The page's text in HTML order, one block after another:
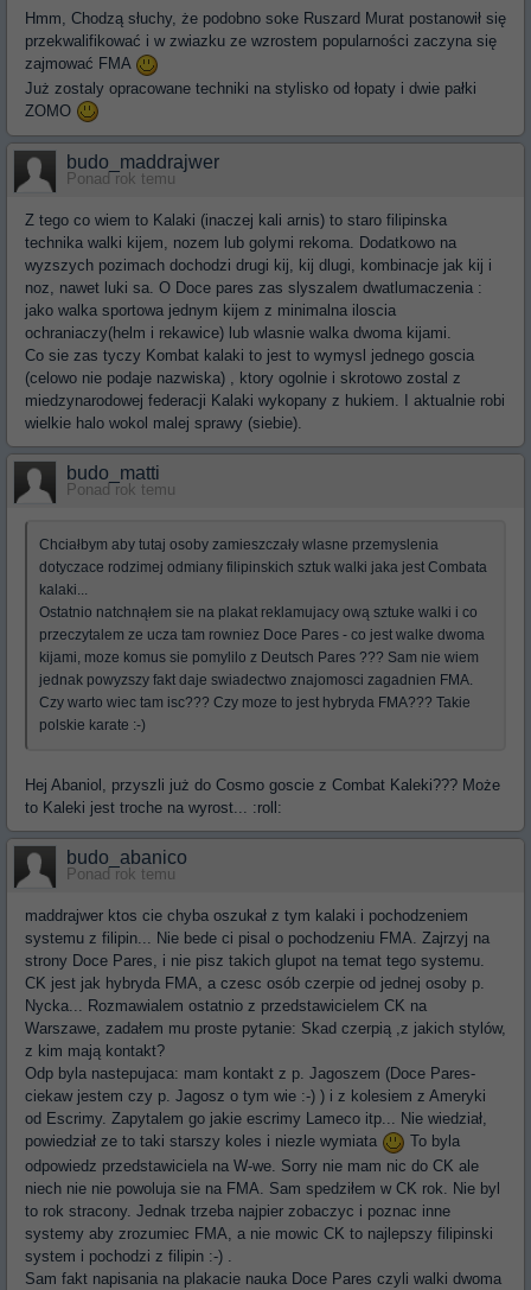
Hmm, Chodzą słuchy, że podobno soke Ruszard Murat postanowił się
przekwalifikować i w zwiazku ze wzrostem popularności zaczyna się
zajmować FMA
Już zostaly opracowane techniki na stylisko od łopaty i dwie pałki
ZOMO
budo_maddrajwer
Ponad rok temu
Z tego co wiem to Kalaki (inaczej kali arnis) to staro filipinska
technika walki kijem, nozem lub golymi rekoma. Dodatkowo na
wyzszych pozimach dochodzi drugi kij, kij dlugi, kombinacje jak kij i
noz, nawet luki sa. O Doce pares zas slyszalem dwatlumaczenia :
jako walka sportowa jednym kijem z minimalna iloscia
ochraniaczy(helm i rekawice) lub wlasnie walka dwoma kijami.
Co sie zas tyczy Kombat kalaki to jest to wymysl jednego goscia
(celowo nie podaje nazwiska) , ktory ogolnie i skrotowo zostal z
miedzynarodowej federacji Kalaki wykopany z hukiem. I aktualnie robi
wielkie halo wokol malej sprawy (siebie).
budo_matti
Ponad rok temu
Chciałbym aby tutaj osoby zamieszczały wlasne przemyslenia
dotyczace rodzimej odmiany filipinskich sztuk walki jaka jest Combata
kalaki...
Ostatnio natchnąłem sie na plakat reklamujacy ową sztuke walki i co
przeczytalem ze ucza tam rowniez Doce Pares - co jest walke dwoma
kijami, moze komus sie pomylilo z Deutsch Pares ??? Sam nie wiem
jednak powyzszy fakt daje swiadectwo znajomosci zagadnien FMA.
Czy warto wiec tam isc??? Czy moze to jest hybryda FMA??? Takie
polskie karate :-)
Hej Abaniol, przyszli już do Cosmo goscie z Combat Kaleki??? Może
to Kaleki jest troche na wyrost... :roll:
budo_abanico
Ponad rok temu
maddrajwer ktos cie chyba oszukał z tym kalaki i pochodzeniem
systemu z filipin... Nie bede ci pisal o pochodzeniu FMA. Zajrzyj na
strony Doce Pares, i nie pisz takich glupot na temat tego systemu.
CK jest jak hybryda FMA, a czesc osób czerpie od jednej osoby p.
Nycka... Rozmawialem ostatnio z przedstawicielem CK na
Warszawe, zadałem mu proste pytanie: Skad czerpią ,z jakich stylów,
z kim mają kontakt?
Odp byla nastepujaca: mam kontakt z p. Jagoszem (Doce Pares-
ciekaw jestem czy p. Jagosz o tym wie :-) ) i z kolesiem z Ameryki
od Escrimy. Zapytalem go jakie escrimy Lameco itp... Nie wiedział,
powiedział ze to taki starszy koles i niezle wymiata
To byla
odpowiedz przedstawiciela na W-we. Sorry nie mam nic do CK ale
niech nie nie powoluja sie na FMA. Sam spedziłem w CK rok. Nie byl
to rok stracony. Jednak trzeba najpier zobaczyc i poznac inne
systemy aby zrozumiec FMA, a nie mowic CK to najlepszy filipinski
system i pochodzi z filipin :-) .
Sam fakt napisania na plakacie nauka Doce Pares czyli walki dwoma